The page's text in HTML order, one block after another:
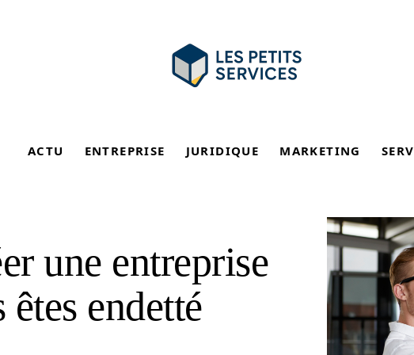
ACTU ENTREPRISE JURIDIQUE MARKETING
une entreprise
endetté